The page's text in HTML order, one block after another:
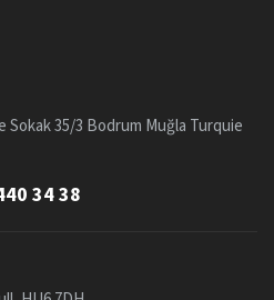
Sokak 35/3 Bodrum Muğla Turquie
34 38